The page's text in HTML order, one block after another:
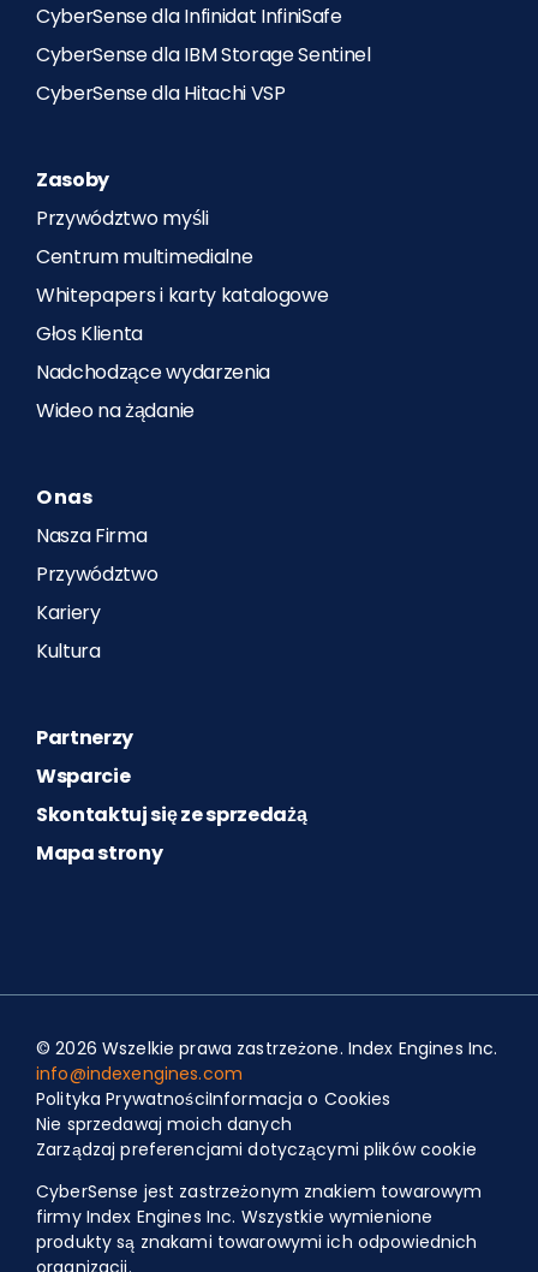
CyberSense dla Infinidat InfiniSafe
CyberSense dla IBM Storage Sentinel
CyberSense dla Hitachi VSP
Zasoby
Przywództwo myśli
Centrum multimedialne
Whitepapers i karty katalogowe
Głos Klienta
Nadchodzące wydarzenia
Wideo na żądanie
O nas
Nasza Firma
Przywództwo
Kariery
Kultura
Partnerzy
Wsparcie
Skontaktuj się ze sprzedażą
Mapa strony
© 2026 Wszelkie prawa zastrzeżone. Index Engines Inc.
info@indexengines.com
Polityka PrywatnościInformacja o Cookies
Nie sprzedawaj moich danych
Zarządzaj preferencjami dotyczącymi plików cookie
CyberSense jest zastrzeżonym znakiem towarowym
firmy Index Engines Inc. Wszystkie wymienione
produkty są znakami towarowymi ich odpowiednich
Portuguese (Brazil)
Portuguese (Portugal)
Spanish